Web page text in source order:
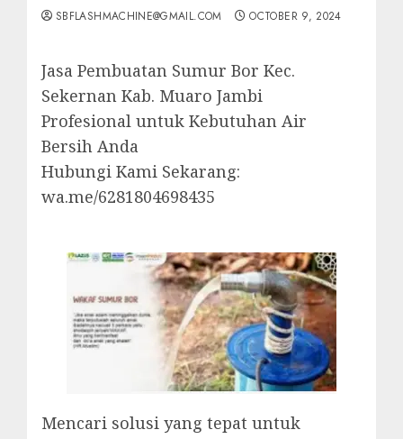
SBFLASHMACHINE@GMAIL.COM OCTOBER 9, 2024
Jasa Pembuatan Sumur Bor Kec.
Sekernan Kab. Muaro Jambi
Profesional untuk Kebutuhan Air
Bersih Anda
Hubungi Kami Sekarang:
wa.me/6281804698435
Mencari solusi yang tepat untuk